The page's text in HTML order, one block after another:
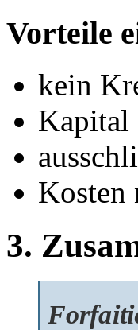
Vorteile
kein
Kapital
Kosten
3.